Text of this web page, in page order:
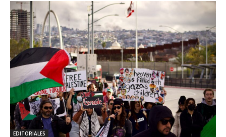
EDITORIALES